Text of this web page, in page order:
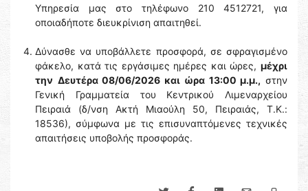
Υπηρεσία μας στο τηλέφωνο 210 4512721, για
οποιαδήποτε διευκρίνιση απαιτηθεί.
Δύνασθε να υποβάλλετε προσφορά, σε σφραγισμένο
φάκελο, κατά τις εργάσιμες ημέρες και ώρες, μέχρι
την Δευτέρα 08/06/2026 και ώρα 13:00 μ.μ., στην
Γενική Γραμματεία του Κεντρικού Λιμεναρχείου
Πειραιά (δ/νση Ακτή Μιαούλη 50, Πειραιάς, Τ.Κ.:
18536), σύμφωνα με τις επισυναπτόμενες τεχνικές
απαιτήσεις υποβολής προσφοράς.